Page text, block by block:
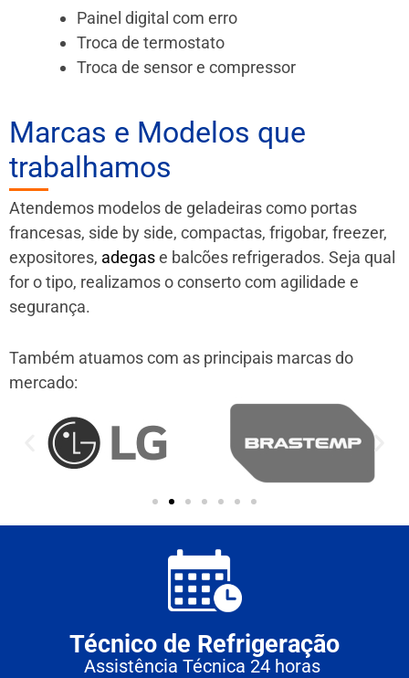
Painel digital com erro
Troca de termostato
Troca de sensor e compressor
Marcas e Modelos que
trabalhamos
Atendemos modelos de geladeiras como portas
francesas, side by side, compactas, frigobar, freezer,
expositores, adegase balcões refrigerados. Seja qual
for o tipo, realizamos o conserto com agilidade e
segurança.
Também atuamos com as principais marcas do
mercado:
Técnico de Refrigeração
Assistência Técnica 24 horas